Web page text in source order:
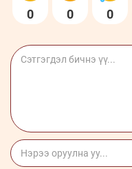
0 0 0